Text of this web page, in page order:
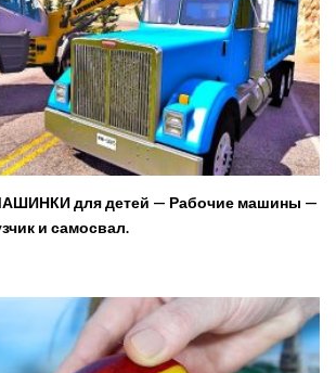
для детей — Рабочие машины —
и самосвал.